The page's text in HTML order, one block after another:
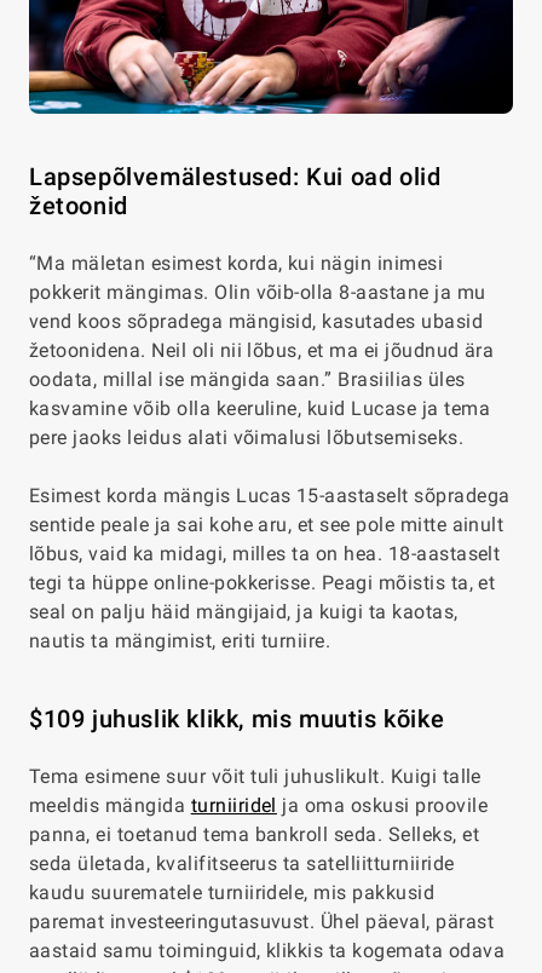
Lapsepõlvemälestused: Kui oad olid
žetoonid
“Ma mäletan esimest korda, kui nägin inimesi
pokkerit mängimas. Olin võib-olla 8-aastane ja mu
vend koos sõpradega mängisid, kasutades ubasid
žetoonidena. Neil oli nii lõbus, et ma ei jõudnud ära
oodata, millal ise mängida saan.” Brasiilias üles
kasvamine võib olla keeruline, kuid Lucase ja tema
pere jaoks leidus alati võimalusi lõbutsemiseks.
Esimest korda mängis Lucas 15-aastaselt sõpradega
sentide peale ja sai kohe aru, et see pole mitte ainult
lõbus, vaid ka midagi, milles ta on hea. 18-aastaselt
tegi ta hüppe online-pokkerisse. Peagi mõistis ta, et
seal on palju häid mängijaid, ja kuigi ta kaotas,
nautis ta mängimist, eriti turniire.
$109 juhuslik klikk, mis muutis kõike
Tema esimene suur võit tuli juhuslikult. Kuigi talle
meeldis mängida turniiridel ja oma oskusi proovile
panna, ei toetanud tema bankroll seda. Selleks, et
seda ületada, kvalifitseerus ta satelliitturniiride
kaudu suurematele turniiridele, mis pakkusid
paremat investeeringutasuvust. Ühel päeval, pärast
aastaid samu toiminguid, klikkis ta kogemata odava